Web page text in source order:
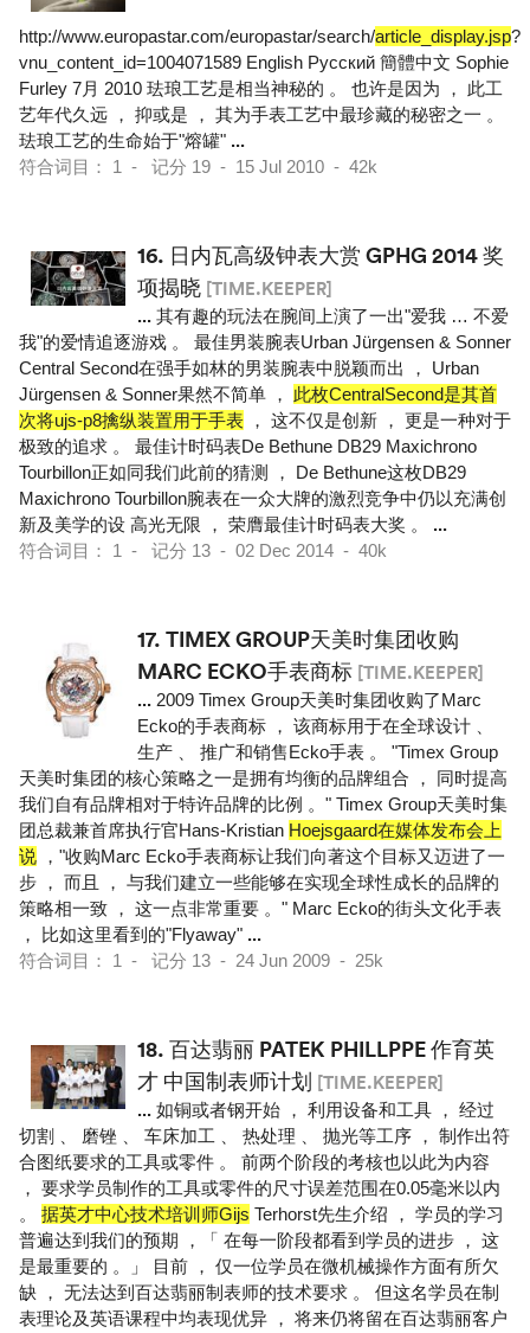
http://www.europastar.com/europastar/search/article_display.jsp?
vnu_content_id=1004071589 English Pусский 簡體中文 Sophie
Furley 7月 2010 珐琅工艺是相当神秘的 。 也许是因为 ， 此工
艺年代久远 ， 抑或是 ， 其为手表工艺中最珍藏的秘密之一 。
珐琅工艺的生命始于"熔罐" ...
符合词目： 1 - 记分 19 - 15 Jul 2010 - 42k
16. 日内瓦高级钟表大赏 GPHG 2014 奖
项揭晓 [TIME.KEEPER]
... 其有趣的玩法在腕间上演了一出"爱我 … 不爱
我"的爱情追逐游戏 。 最佳男装腕表Urban Jürgensen & Sonner
Central Second在强手如林的男装腕表中脱颖而出 ， Urban
Jürgensen & Sonner果然不简单 ， 此枚CentralSecond是其首
次将ujs-p8擒纵装置用于手表 ， 这不仅是创新 ， 更是一种对于
极致的追求 。 最佳计时码表De Bethune DB29 Maxichrono
Tourbillon正如同我们此前的猜测 ， De Bethune这枚DB29
Maxichrono Tourbillon腕表在一众大牌的激烈竞争中仍以充满创
新及美学的设 高光无限 ， 荣膺最佳计时码表大奖 。 ...
符合词目： 1 - 记分 13 - 02 Dec 2014 - 40k
17. TIMEX GROUP天美时集团收购
MARC ECKO手表商标 [TIME.KEEPER]
... 2009 Timex Group天美时集团收购了Marc
Ecko的手表商标 ， 该商标用于在全球设计 、
生产 、 推广和销售Ecko手表 。 "Timex Group
天美时集团的核心策略之一是拥有均衡的品牌组合 ， 同时提高
我们自有品牌相对于特许品牌的比例 。" Timex Group天美时集
团总裁兼首席执行官Hans-Kristian Hoejsgaard在媒体发布会上
说 ，"收购Marc Ecko手表商标让我们向著这个目标又迈进了一
步 ， 而且 ， 与我们建立一些能够在实现全球性成长的品牌的
策略相一致 ， 这一点非常重要 。" Marc Ecko的街头文化手表
， 比如这里看到的"Flyaway" ...
符合词目： 1 - 记分 13 - 24 Jun 2009 - 25k
18. 百达翡丽 PATEK PHILLPPE 作育英
才 中国制表师计划 [TIME.KEEPER]
... 如铜或者钢开始 ， 利用设备和工具 ， 经过
切割 、 磨锉 、 车床加工 、 热处理 、 抛光等工序 ， 制作出符
合图纸要求的工具或零件 。 前两个阶段的考核也以此为内容
， 要求学员制作的工具或零件的尺寸误差范围在0.05毫米以内
。 据英才中心技术培训师Gijs Terhorst先生介绍 ， 学员的学习
普遍达到我们的预期 ，「 在每一阶段都看到学员的进步 ， 这
是最重要的 。」 目前 ， 仅一位学员在微机械操作方面有所欠
缺 ， 无法达到百达翡丽制表师的技术要求 。 但这名学员在制
表理论及英语课程中均表现优异 ， 将来仍将留在百达翡丽客户